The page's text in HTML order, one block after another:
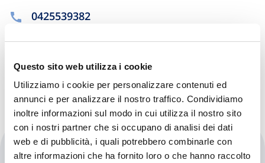
Questo sito web utilizza i cookie
Utilizziamo i cookie per personalizzare contenuti ed
annunci e per analizzare il nostro traffico. Condividiamo
inoltre informazioni sul modo in cui utilizza il nostro sito
con i nostri partner che si occupano di analisi dei dati
web e di pubblicità, i quali potrebbero combinarle con
altre informazioni che ha fornito loro o che hanno raccolto
0425539382
Chiama ora
Poliambulatorio Rovigo Medica